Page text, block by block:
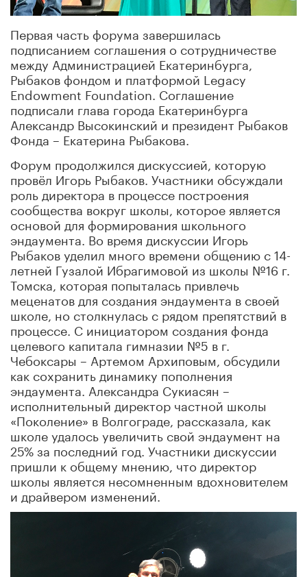
Первая часть форума завершилась
подписанием соглашения о сотрудничестве
между Администрацией Екатеринбурга,
Рыбаков фондом и платформой Legacy
Endowment Foundation. Соглашение
подписали глава города Екатеринбурга
Александр Высокинский и президент Рыбаков
Фонда – Екатерина Рыбакова.
Форум продолжился дискуссией, которую
провёл Игорь Рыбаков. Участники обсуждали
роль директора в процессе построения
сообщества вокруг школы, которое является
основой для формирования школьного
эндаумента. Во время дискуссии Игорь
Рыбаков уделил много времени общению с 14-
летней Гузалой Ибрагимовой из школы №16 г.
Томска, которая попыталась привлечь
меценатов для создания эндаумента в своей
школе, но столкнулась с рядом препятствий в
процессе. С инициатором создания фонда
целевого капитала гимназии №5 в г.
Чебоксары – Артемом Архиповым, обсудили
как сохранить динамику пополнения
эндаумента. Александра Сукиасян –
исполнительный директор частной школы
«Поколение» в Волгограде, рассказала, как
школе удалось увеличить свой эндаумент на
25% за последний год. Участники дискуссии
пришли к общему мнению, что директор
школы является несомненным вдохновителем
и драйвером изменений.